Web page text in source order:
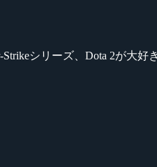
Strikeシリーズ、Dota 2が